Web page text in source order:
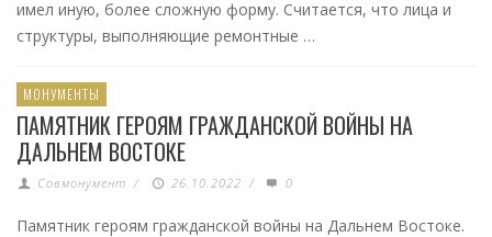
имел иную, более сложную форму. Считается, что лица и
структуры, выполняющие ремонтные …
МОНУМЕНТЫ
ПАМЯТНИК ГЕРОЯМ ГРАЖДАНСКОЙ ВОЙНЫ НА
ДАЛЬНЕМ ВОСТОКЕ
Совмонумент / 26.10.2022 / 0
Памятник героям гражданской войны на Дальнем Востоке.